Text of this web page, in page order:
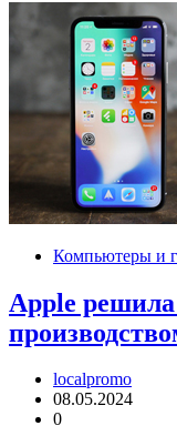
Компьютеры и
Apple
localpromo
08.05.2024
0